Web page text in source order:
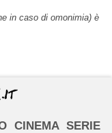
in caso di omonimia) è
CINEMA SERIE